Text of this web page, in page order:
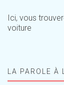
Ici, vous
voiture
LA PAROLE À